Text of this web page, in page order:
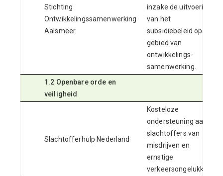
Stichting
Ontwikkelingssamenwerking
Aalsmeer
inzake de uitvoering
van het
subsidiebeleid op het
gebied van
ontwikkelings-
samenwerking.
1.2 Openbare orde en
veiligheid
Slachtofferhulp Nederland
Kosteloze
ondersteuning aan
slachtoffers van
misdrijven en
ernstige
verkeersongelukken.